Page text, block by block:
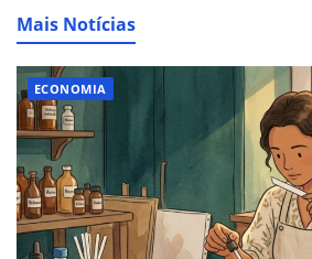
Mais Notícias
ECONOMIA